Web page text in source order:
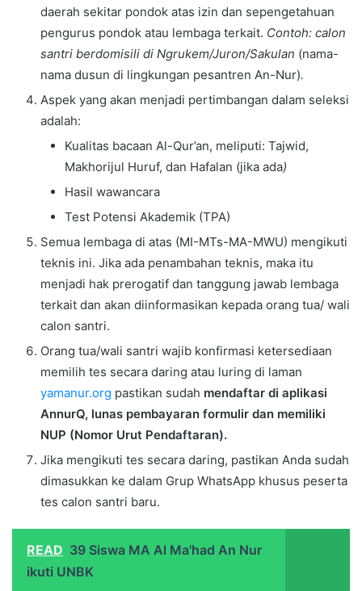
daerah sekitar pondok atas izin dan sepengetahuan
pengurus pondok atau lembaga terkait. Contoh: calon
santri berdomisili di Ngrukem/Juron/Sakulan (nama-
nama dusun di lingkungan pesantren An-Nur).
Aspek yang akan menjadi pertimbangan dalam seleksi
adalah:
Kualitas bacaan Al-Qur’an, meliputi: Tajwid,
Makhorijul Huruf, dan Hafalan (jika ada)
Hasil wawancara
Test Potensi Akademik (TPA)
Semua lembaga di atas (MI-MTs-MA-MWU) mengikuti
teknis ini. Jika ada penambahan teknis, maka itu
menjadi hak prerogatif dan tanggung jawab lembaga
terkait dan akan diinformasikan kepada orang tua/ wali
calon santri.
Orang tua/wali santri wajib konfirmasi ketersediaan
memilih tes secara daring atau luring di laman
yamanur.org pastikan sudah mendaftar di aplikasi
AnnurQ, lunas pembayaran formulir dan memiliki
NUP (Nomor Urut Pendaftaran).
Jika mengikuti tes secara daring, pastikan Anda sudah
dimasukkan ke dalam Grup WhatsApp khusus peserta
tes calon santri baru.
READ 39 Siswa MA Al Ma'had An Nur
ikuti UNBK